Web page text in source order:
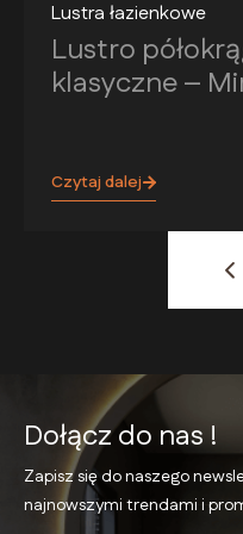
Lustra łazienkowe
Lustro
klasyczne –
Czytaj dalej
Dołącz do nas !
Zapisz się do naszego
najnowszymi trendami i